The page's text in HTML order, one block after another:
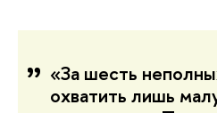
«За шесть
охватить лишь